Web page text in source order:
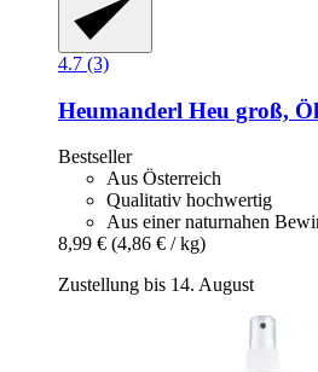
4.7 (3)
Heumanderl Heu groß,
Bestseller
Aus Österreich
Qualitativ hochwertig
Aus einer naturnahen
8,99 € (4,86 € / kg)
Zustellung bis 14. August